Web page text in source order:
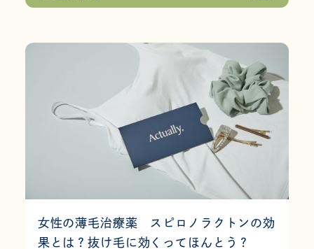
女性の薄毛治療薬 スピロノラクトンの効
果とは？抜け毛に効くってほんとう？